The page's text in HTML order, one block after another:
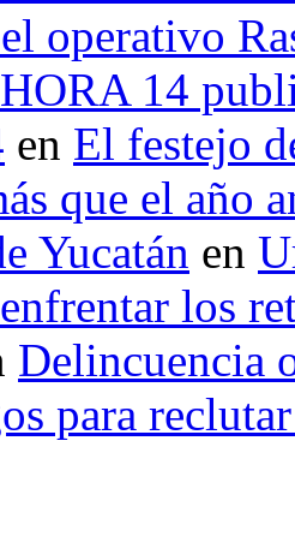
operativo
14
en El festejo
que el año
Yucatán en
los
Delincuencia
para